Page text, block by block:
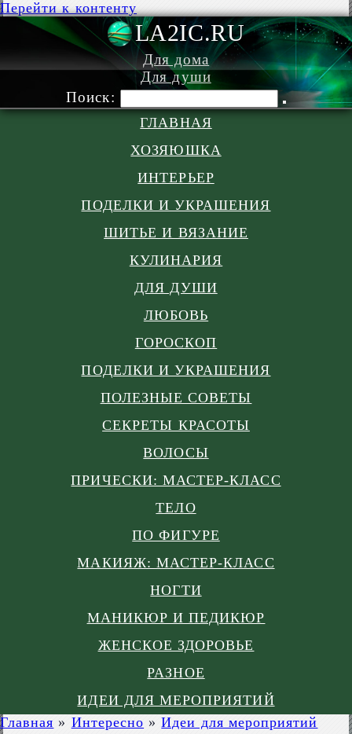
Перейти к контенту
LA2IC.RU
Для дома
Для души
Поиск:
ГЛАВНАЯ
ХОЗЯЮШКА
ИНТЕРЬЕР
ПОДЕЛКИ И УКРАШЕНИЯ
ШИТЬЕ И ВЯЗАНИЕ
КУЛИНАРИЯ
ДЛЯ ДУШИ
ЛЮБОВЬ
ГОРОСКОП
ПОДЕЛКИ И УКРАШЕНИЯ
ПОЛЕЗНЫЕ СОВЕТЫ
СЕКРЕТЫ КРАСОТЫ
ВОЛОСЫ
ПРИЧЕСКИ: МАСТЕР-КЛАСС
ТЕЛО
ПО ФИГУРЕ
МАКИЯЖ: МАСТЕР-КЛАСС
НОГТИ
МАНИКЮР И ПЕДИКЮР
ЖЕНСКОЕ ЗДОРОВЬЕ
РАЗНОЕ
ИДЕИ ДЛЯ МЕРОПРИЯТИЙ
Главная » Интересно » Идеи для мероприятий